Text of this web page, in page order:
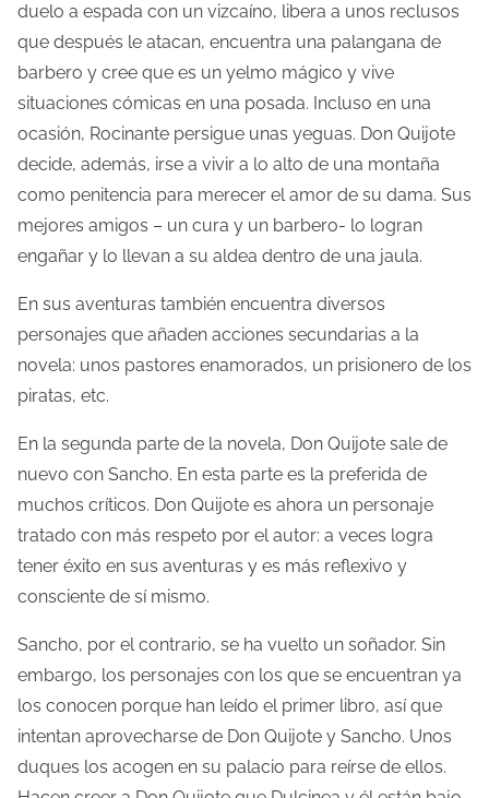
duelo a espada con un vizcaíno, libera a unos reclusos
que después le atacan, encuentra una palangana de
barbero y cree que es un yelmo mágico y vive
situaciones cómicas en una posada. Incluso en una
ocasión, Rocinante persigue unas yeguas. Don Quijote
decide, además, irse a vivir a lo alto de una montaña
como penitencia para merecer el amor de su dama. Sus
mejores amigos – un cura y un barbero- lo logran
engañar y lo llevan a su aldea dentro de una jaula.
En sus aventuras también encuentra diversos
personajes que añaden acciones secundarias a la
novela: unos pastores enamorados, un prisionero de los
piratas, etc.
En la segunda parte de la novela, Don Quijote sale de
nuevo con Sancho. En esta parte es la preferida de
muchos críticos. Don Quijote es ahora un personaje
tratado con más respeto por el autor: a veces logra
tener éxito en sus aventuras y es más reflexivo y
consciente de sí mismo.
Sancho, por el contrario, se ha vuelto un soñador. Sin
embargo, los personajes con los que se encuentran ya
los conocen porque han leído el primer libro, así que
intentan aprovecharse de Don Quijote y Sancho. Unos
duques los acogen en su palacio para reírse de ellos.